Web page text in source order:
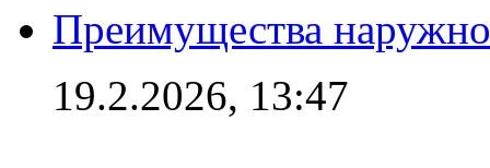
Преимущества
19.2.2026, 13:47